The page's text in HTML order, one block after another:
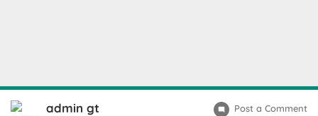
admin gt Post a Comment